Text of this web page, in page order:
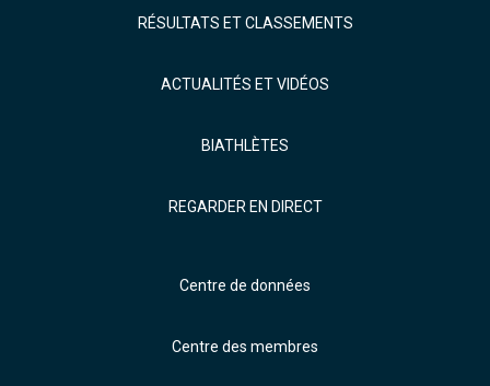
RÉSULTATS ET CLASSEMENTS
ACTUALITÉS ET VIDÉOS
BIATHLÈTES
REGARDER EN DIRECT
Centre de données
Centre des membres